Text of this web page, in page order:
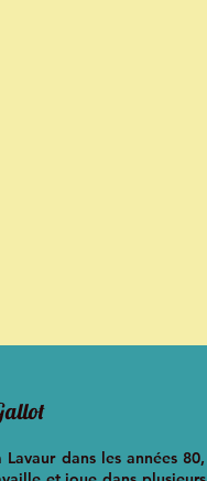
Lavaur dans les années 80,